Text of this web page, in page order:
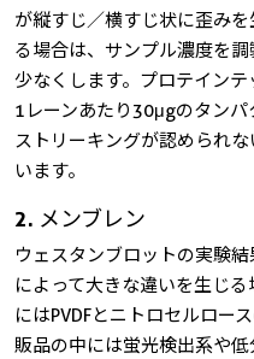
が縦すじ／横すじ状に歪み
る場合は、サンプル濃度を
少なくします。プロテインテ
1レーンあたり30μgのタン
ストリーキングが認められ
います。
2. メンブレン
ウェスタンブロットの実験
によって大きな違いを生じ
にはPVDFとニトロセルロー
販品の中には蛍光検出系や